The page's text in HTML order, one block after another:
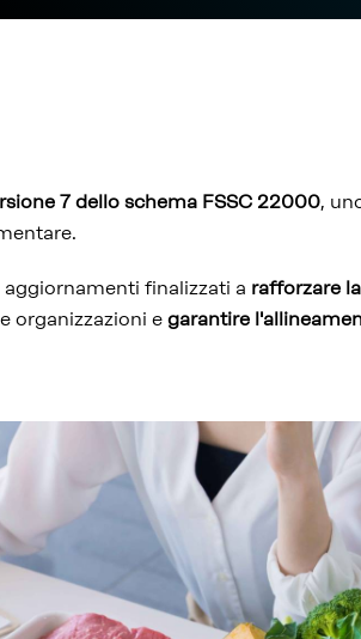
7 dello schema FSSC 22000,
finalizzati a rafforzare
organizzazioni e garantire